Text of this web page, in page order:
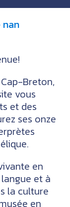
Breton,
vous
et des
ses onze
en
et à
la culture
en